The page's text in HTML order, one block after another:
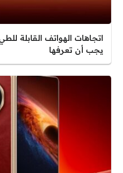
اتجاهات الهواتف القابلة
يجب أن تعرفها